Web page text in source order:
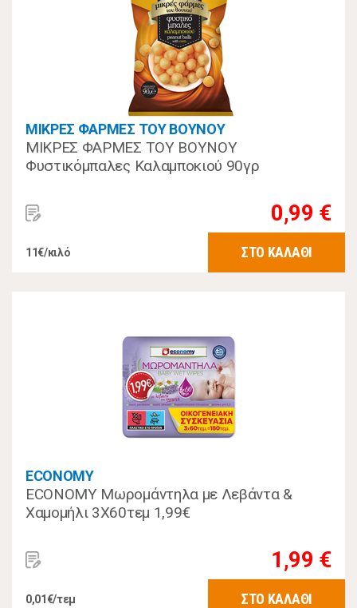
ΜΙΚΡΕΣ ΦΑΡΜΕΣ ΤΟΥ ΒΟΥΝΟΥ
ΜΙΚΡΕΣ ΦΑΡΜΕΣ ΤΟΥ ΒΟΥΝΟΥ
Φυστικόμπαλες Καλαμποκιού 90γρ
0,99 €
11€/κιλό ΣΤΟ ΚΑΛΑΘΙ
ECONOMY
ECONOMY Μωρομάντηλα με Λεβάντα &
Χαμομήλι 3Χ60τεμ 1,99€
1,99 €
0,01€/τεμ ΣΤΟ ΚΑΛΑΘΙ